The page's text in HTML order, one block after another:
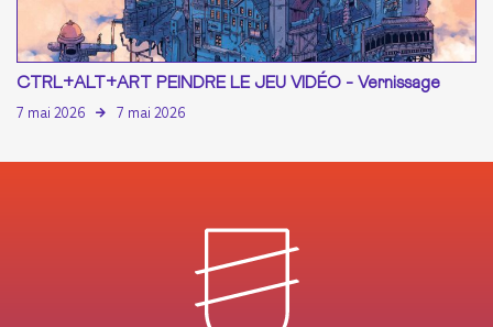
CTRL+ALT+ART PEINDRE LE JEU VIDÉO - Vernissage
7 mai 2026 7 mai 2026